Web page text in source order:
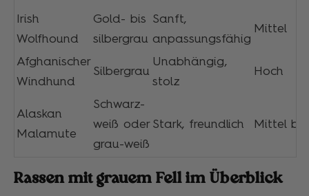
Irish
Wolfhound
Gold- bis
silbergrau
Sanft,
anpassungsfähig
Mittel
Afghanischer
Windhund
Silbergrau
Unabhängig,
stolz
Hoch
Alaskan
Malamute
Schwarz-
weiß oder
grau-weiß
Stark, freundlich Mittel
Rassen mit grauem Fell im Überblick